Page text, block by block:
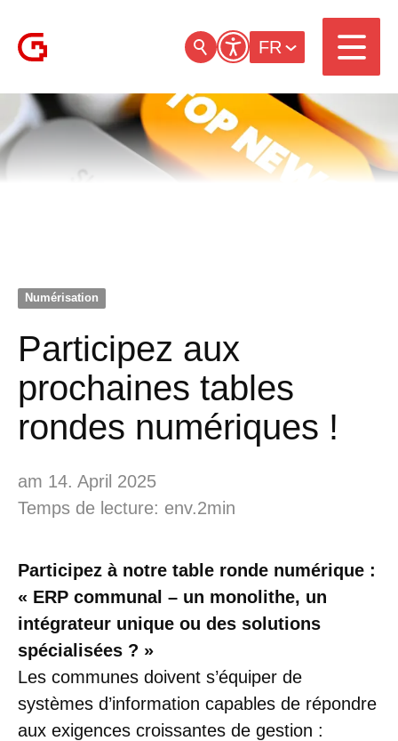
FR
Numérisation
Participez aux
prochaines tables
rondes numériques !
am 14. April 2025
Temps de lecture: env.2min
Participez à notre table ronde numérique :
« ERP communal – un monolithe, un
intégrateur unique ou des solutions
spécialisées ? »
Les communes doivent s’équiper de
systèmes d’information capables de répondre
aux exigences croissantes de gestion :